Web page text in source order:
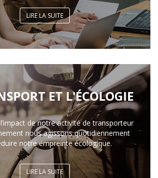
LIRE LA SUITE
ET L'ÉCOLOGIE
de notre activité de transporteur
nous agissons quotidiennement
notre empreinte écologique.
LIRE LA SUITE